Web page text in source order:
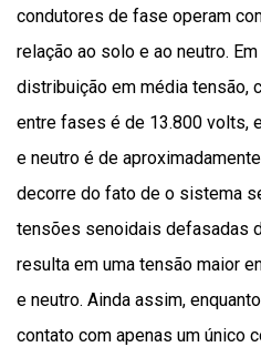
condutores de fase operam
relação ao solo e ao neutro.
distribuição em média tensão,
entre fases é de 13.800 volts,
e neutro é de
decorre do fato de o sistema
tensões senoidais defasadas
resulta em uma tensão maior
e neutro. Ainda assim,
contato com apenas um único